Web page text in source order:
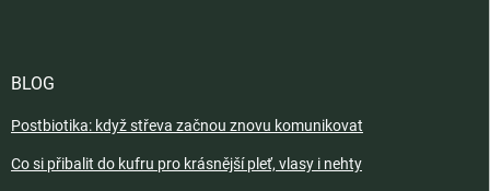
BLOG
Postbiotika: když střeva začnou znovu komunikovat
Co si přibalit do kufru pro krásnější pleť, vlasy i nehty